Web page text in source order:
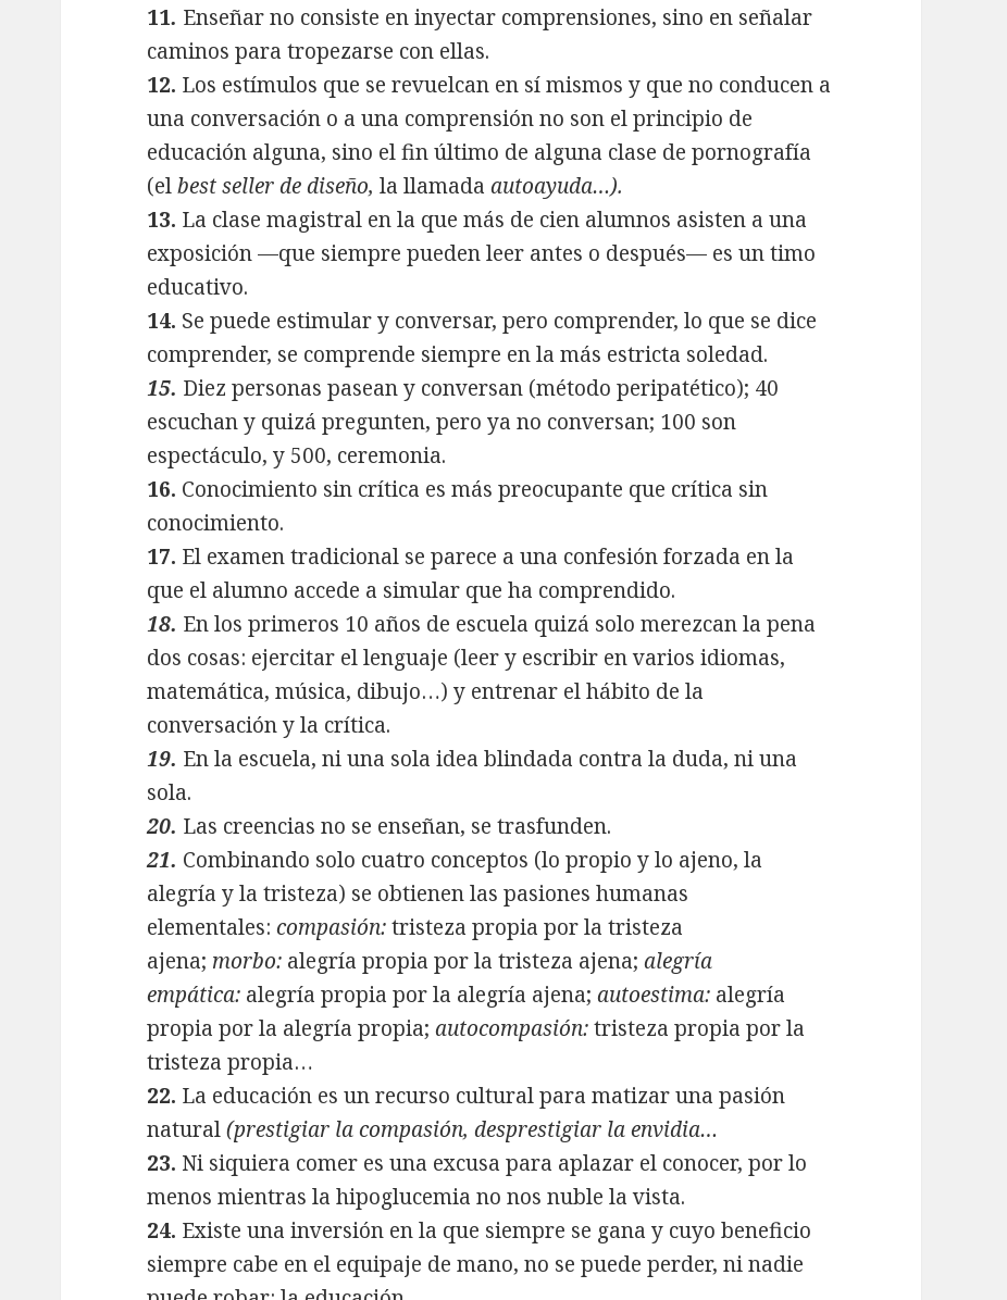
11. Enseñar no consiste en inyectar comprensiones, sino en señalar
caminos para tropezarse con ellas.
12. Los estímulos que se revuelcan en sí mismos y que no conducen a
una conversación o a una comprensión no son el principio de
educación alguna, sino el fin último de alguna clase de pornografía
(elbest seller de diseño, la llamadaautoayuda…).
13. La clase magistral en la que más de cien alumnos asisten a una
exposición —que siempre pueden leer antes o después— es un timo
educativo.
14. Se puede estimular y conversar, pero comprender, lo que se dice
comprender, se comprende siempre en la más estricta soledad.
15. Diez personas pasean y conversan (método peripatético); 40
escuchan y quizá pregunten, pero ya no conversan; 100 son
espectáculo, y 500, ceremonia.
16. Conocimiento sin crítica es más preocupante que crítica sin
conocimiento.
17. El examen tradicional se parece a una confesión forzada en la
que el alumno accede a simular que ha comprendido.
18. En los primeros 10 años de escuela quizá solo merezcan la pena
dos cosas: ejercitar el lenguaje (leer y escribir en varios idiomas,
matemática, música, dibujo…) y entrenar el hábito de la
conversación y la crítica.
19. En la escuela, ni una sola idea blindada contra la duda, ni una
sola.
20. Las creencias no se enseñan, se trasfunden.
21. Combinando solo cuatro conceptos (lo propio y lo ajeno, la
alegría y la tristeza) se obtienen las pasiones humanas
elementales:compasión:tristeza propia por la tristeza
ajena; morbo: alegría propia por la tristeza ajena;alegría
empática: alegría propia por la alegría ajena;autoestima: alegría
propia por la alegría propia;autocompasión:tristeza propia por la
tristeza propia…
22. La educación es un recurso cultural para matizar una pasión
natural(prestigiar la compasión, desprestigiar la envidia…
23. Ni siquiera comer es una excusa para aplazar el conocer, por lo
menos mientras la hipoglucemia no nos nuble la vista.
24. Existe una inversión en la que siempre se gana y cuyo beneficio
siempre cabe en el equipaje de mano, no se puede perder, ni nadie